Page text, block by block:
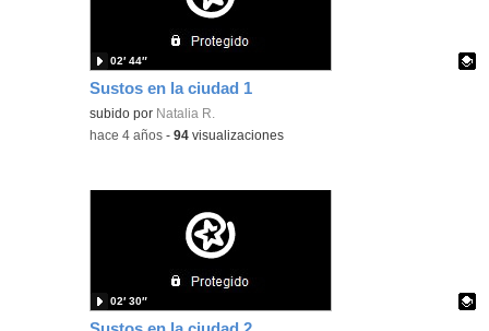
Sustos en la ciudad 1
Contenido educativo.
subido por Natalia R.
02′ 44″
-hace 4 años -94 visualizaciones
02′ 30″